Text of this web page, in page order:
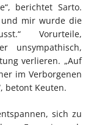
berichtet Sarto.
mir wurde die
Vorurteile,
unsympathisch,
verlieren. „Auf
im Verborgenen
betont Keuten.
sich zu